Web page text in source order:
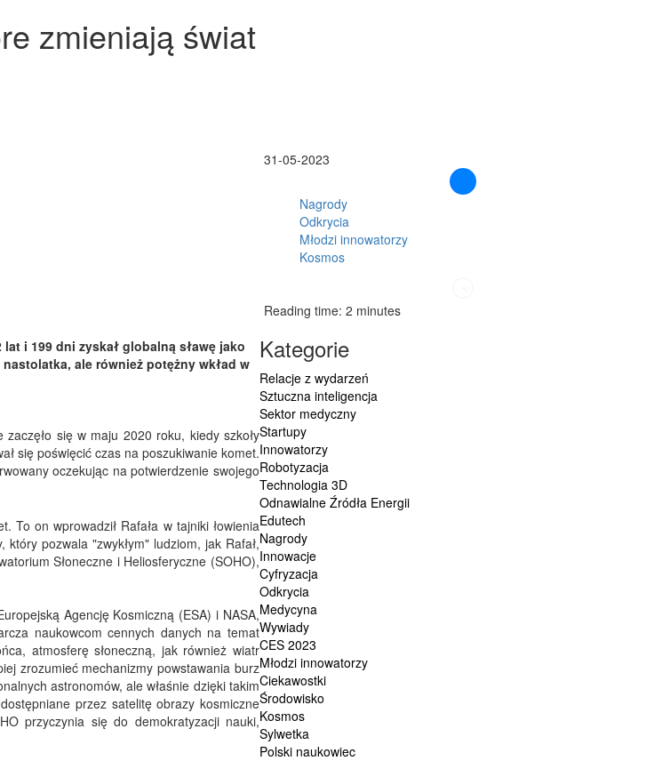
zmieniają świat
31-05-2023
Nagrody
Odkrycia
Młodzi innowatorzy
Kosmos
Reading time: 2 minutes
i 199 dni zyskał globalną sławę jako
ale również potężny wkład w
się w maju 2020 roku, kiedy szkoły
się poświęcić czas na poszukiwanie komet.
oczekując na potwierdzenie swojego
To on wprowadził Rafała w tajniki łowienia
pozwala "zwykłym" ludziom, jak Rafał,
Słoneczne i Heliosferyczne (SOHO),
Agencję Kosmiczną (ESA) i NASA,
naukowcom cennych danych na temat
atmosferę słoneczną, jak również wiatr
zrozumieć mechanizmy powstawania burz
astronomów, ale właśnie dzięki takim
przez satelitę obrazy kosmiczne
przyczynia się do demokratyzacji nauki,
Kategorie
Relacje z wydarzeń
Sztuczna inteligencja
Sektor medyczny
Startupy
Innowatorzy
Robotyzacja
Technologia 3D
Odnawialne Źródła Energii
Edutech
Nagrody
Innowacje
Cyfryzacja
Odkrycia
Medycyna
Wywiady
CES 2023
Młodzi innowatorzy
Ciekawostki
Środowisko
Kosmos
Sylwetka
Polski naukowiec